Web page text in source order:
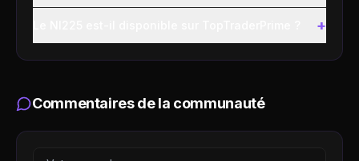
+
Commentaires de la communauté